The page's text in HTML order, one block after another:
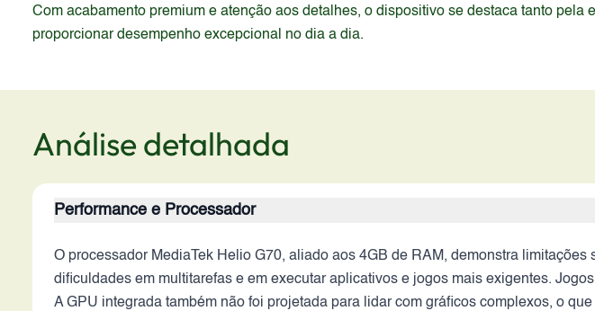
Com acabamento premium e atenção aos detalhes, o dispositivo se destaca tanto
proporcionar desempenho excepcional no dia a dia.
Análise detalhada
Performance e Processador
O processador MediaTek Helio G70, aliado aos 4GB de RAM, demonstra
dificuldades em multitarefas e em executar aplicativos e jogos mais exigentes.
A GPU integrada também não foi projetada para lidar com gráficos complexos, o